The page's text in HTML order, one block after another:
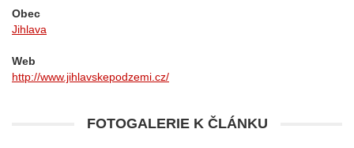
Obec
Jihlava
Web
http://www.jihlavskepodzemi.cz/
FOTOGALERIE K ČLÁNKU